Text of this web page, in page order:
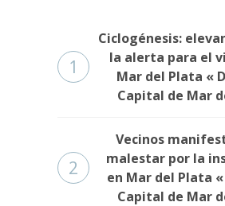
1
Ciclogénesis:
la alerta para el
Mar del Plata «
Capital de Mar
2
Vecinos
malestar por la
en Mar del Plata
Capital de Mar